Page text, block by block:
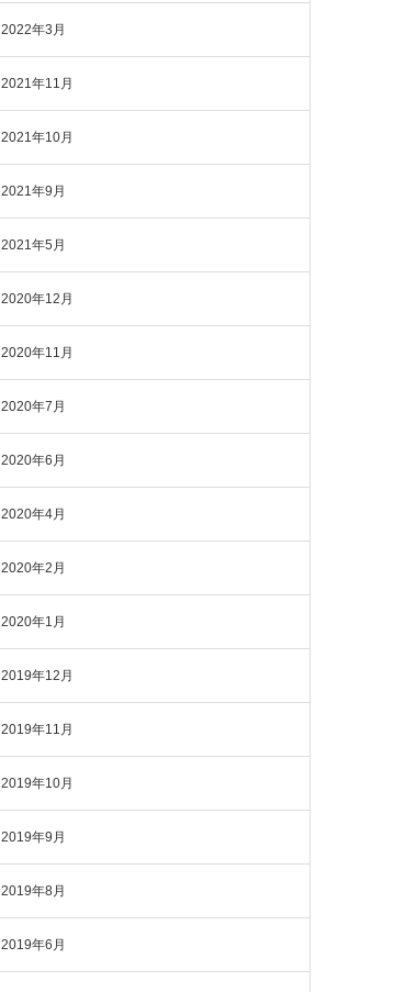
2022年3月
2021年11月
2021年10月
2021年9月
2021年5月
2020年12月
2020年11月
2020年7月
2020年6月
2020年4月
2020年2月
2020年1月
2019年12月
2019年11月
2019年10月
2019年9月
2019年8月
2019年6月